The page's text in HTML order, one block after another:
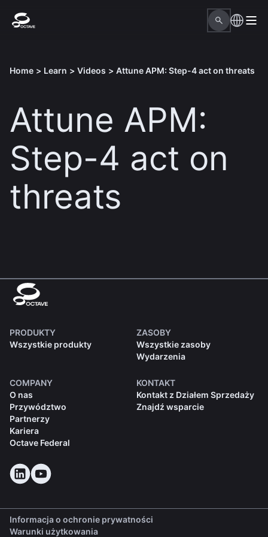
Home > Learn > Videos > Attune APM: Step-4 act on threats
Attune APM:
Step-4 act on
threats
PRODUKTY
Wszystkie produkty
ZASOBY
Wszystkie zasoby
Wydarzenia
COMPANY
O nas
Przywództwo
Partnerzy
Kariera
Octave Federal
KONTAKT
Kontakt z Działem Sprzedaży
Znajdź wsparcie
Informacja o ochronie prywatności
Warunki użytkowania